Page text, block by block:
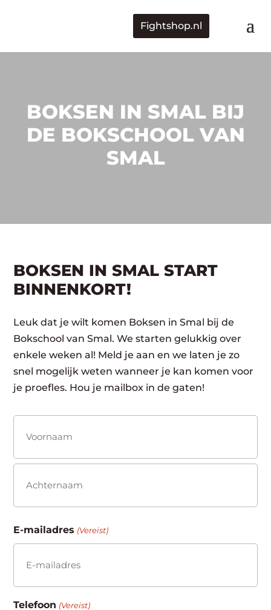
Fightshop.nl
BOKSEN IN SMAL BIJ
DE BOKSCHOOL VAN
SMAL
BOKSEN IN SMAL START
BINNENKORT!
Leuk dat je wilt komen Boksen in Smal bij de
Bokschool van Smal. We starten gelukkig over
enkele weken al! Meld je aan en we laten je zo
snel mogelijk weten wanneer je kan komen voor
je proefles. Hou je mailbox in de gaten!
(Vereist)
Voornaam
E-mailadres (Vereist)
Telefoon (Vereist)